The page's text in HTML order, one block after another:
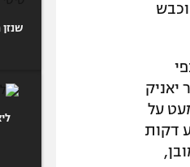
שילמה על ההחמצות בדקה ה-55 כאשר יאניק
את השוויון בדקה ה-68 וכיפר מעט על
דקות
שנזן